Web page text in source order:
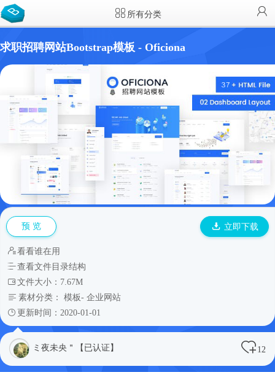
所有分类
求职招聘网站Bootstrap模板 - Oficiona
预 览 立即下载
看看谁在用
查看文件目录结构
文件大小：7.67M
素材分类： 模板- 企业网站
更新时间：2020-01-01
ミ夜未央＂【已认证】 12